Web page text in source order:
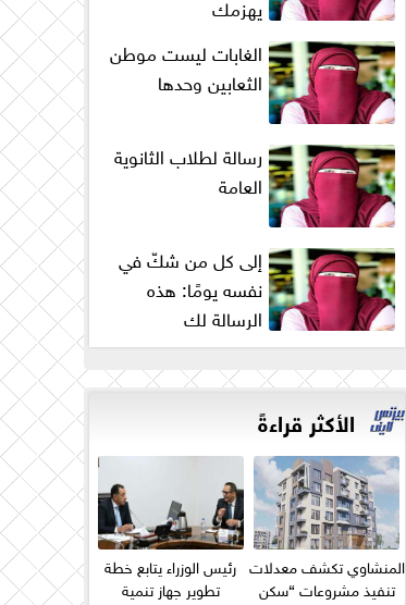
الغابات ليست موطن
الثعابين وحدها
رسالة لطلاب الثانوية
العامة
إلى كل من شكّ في
نفسه يومًا: هذه
الرسالة لك
الأكثر قراءةً
المنشاوي تكشف معدلات
تنفيذ مشروعات “سكن
رئيس الوزراء يتابع خطة
تطوير جهاز تنمية